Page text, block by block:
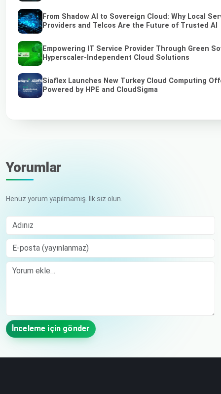
From Shadow AI to Sovereign Cloud: Why Local
Providers and Telcos Are the Future of Trusted AI
Empowering IT Service Provider Through Green
Hyperscaler-Independent Cloud Solutions
Siaflex Launches New Turkey Cloud Computing
Powered by HPE and CloudSigma
Yorumlar
Henüz yorum yapılmamış. İlk siz olun.
Adınız
E-posta (yayınlanmaz)
Comment
İnceleme için gönder